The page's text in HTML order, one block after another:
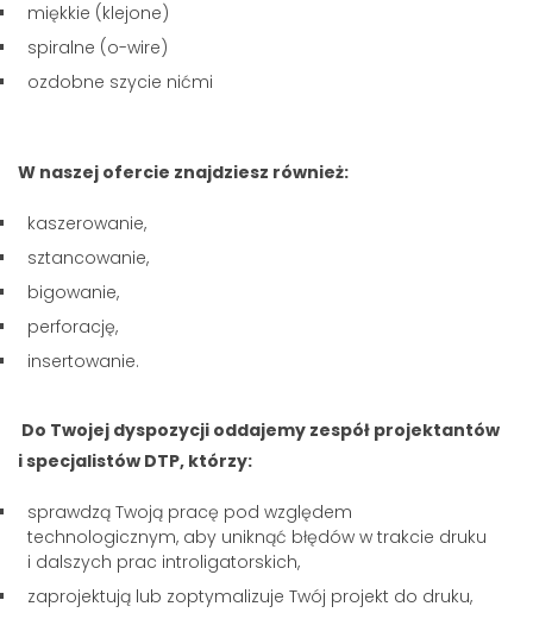
miękkie (klejone)
spiralne (o-wire)
ozdobne szycie nićmi
W naszej ofercie znajdziesz również:
kaszerowanie,
sztancowanie,
bigowanie,
perforację,
insertowanie.
Do Twojej dyspozycji oddajemy zespół projektantów
i specjalistów DTP, którzy:
sprawdzą Twoją pracę pod względem
technologicznym, aby uniknąć błędów w trakcie druku
i dalszych prac introligatorskich,
zaprojektują lub zoptymalizuje Twój projekt do druku,